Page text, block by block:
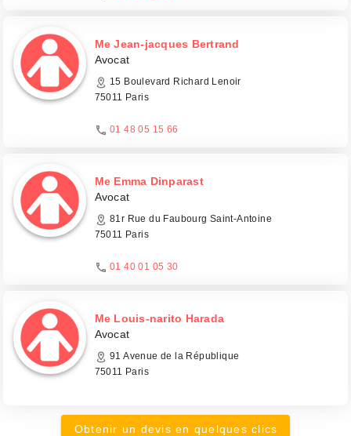
Me Jean-jacques Bertrand
Avocat
15 Boulevard Richard Lenoir
75011 Paris
01 48 05 15 66
Me Emma Dinparast
Avocat
81r Rue du Faubourg Saint-Antoine
75011 Paris
01 40 01 05 30
Me Louis-narito Harada
Avocat
91 Avenue de la République
75011 Paris
Obtenir un devis en quelques clics